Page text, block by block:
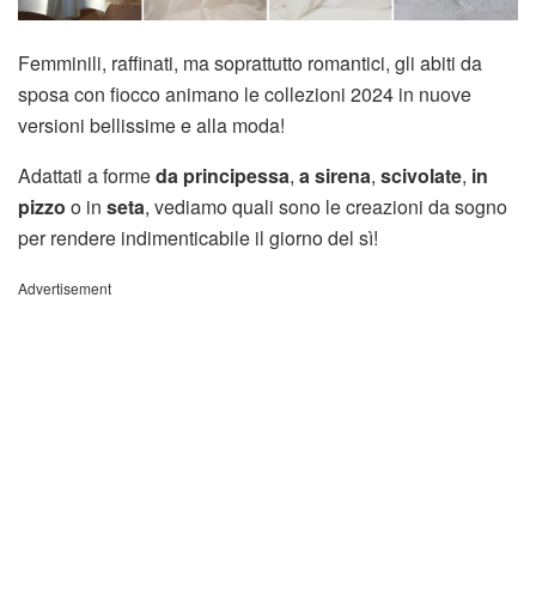
Femminili, raffinati, ma soprattutto romantici, gli abiti da
sposa con fiocco animano le collezioni 2024 in nuove
versioni bellissime e alla moda!
Adattati a formeda principessa, a sirena, scivolate, in
pizzo o in seta, vediamo quali sono le creazioni da sogno
per rendere indimenticabile il giorno del sì!
Advertisement